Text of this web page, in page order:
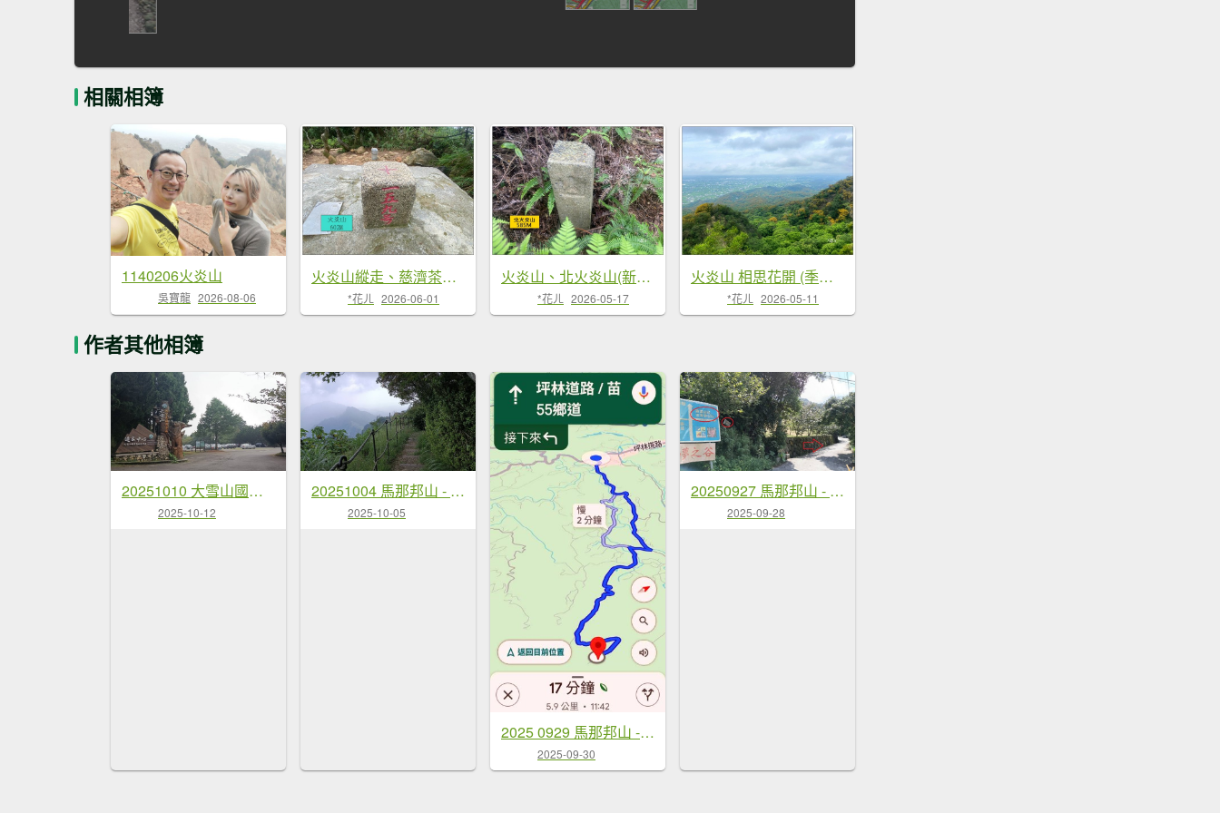
相關相簿
1140206火炎山
吳寶龍 2026-08-06
火炎山縱走、慈濟茶園路線
*花ㄦ 2026-06-01
火炎山、北火炎山(新發現基石)、石頭坑山 連走
*花ㄦ 2026-05-17
火炎山 相思花開 (季節限定) 三義
*花ㄦ 2026-05-11
作者其他相簿
20251010 大雪山國家森林遊樂區 - 船型山林道 登 烏石坑山
2025-10-12
20251004 馬那邦山 - 珠湖 登山口
2025-10-05
2025 0929 馬那邦山 - 天然湖 登山口
2025-09-30
20250927 馬那邦山 - 上湖登山口
2025-09-28